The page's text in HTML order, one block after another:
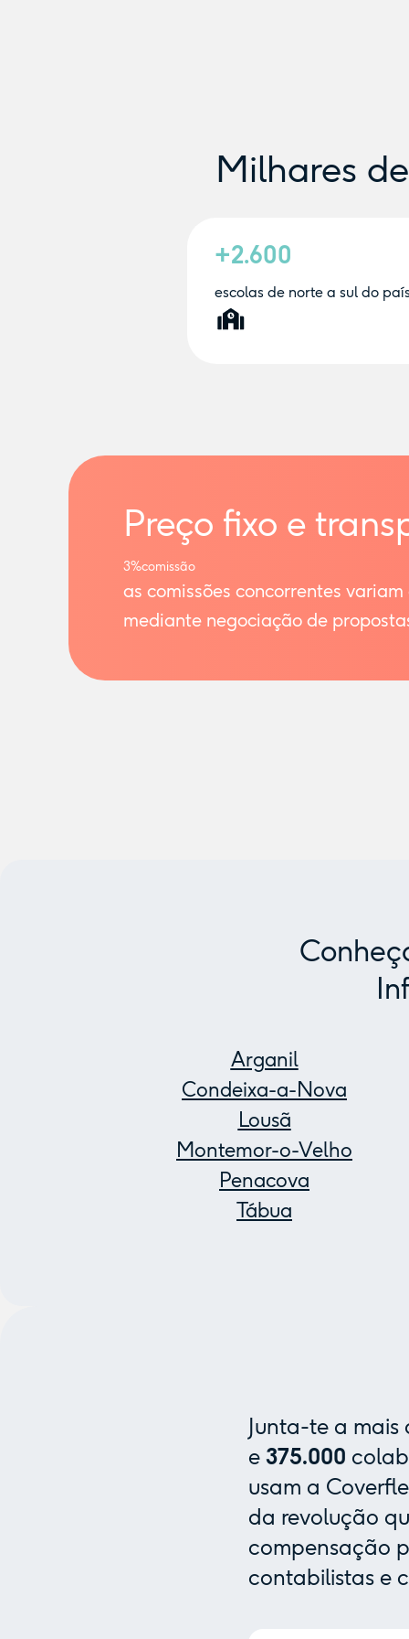
Milhares
+2.600
escolas de norte a sul do
Preço fixo e
3%comissão
as comissões concorrentes variam
mediante negociação de
Arganil
Condeixa-a-Nova
Lousã
Montemor-o-Velho
Penacova
Tábua
Junta-te a
e 375.000
usam a
da revolução
compensação
contabilistas e